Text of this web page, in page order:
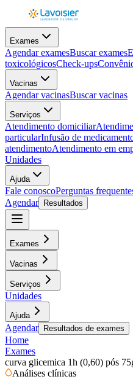
Exames
Agendar examesBuscar exames
toxicológicosCheck-ups
Vacinas
Agendar vacinasBuscar vacinas
Serviços
Atendimento domiciliar
particularInfusão de
atendimentoAtendimento em
Unidades
Ajuda
Fale conoscoPerguntas
Agendar
Resultados
Exames
Vacinas
Serviços
Unidades
Ajuda
Agendar Resultados de exames
Home
Exames
curva glicemica 1h (0,60) pós
Análises clínicas